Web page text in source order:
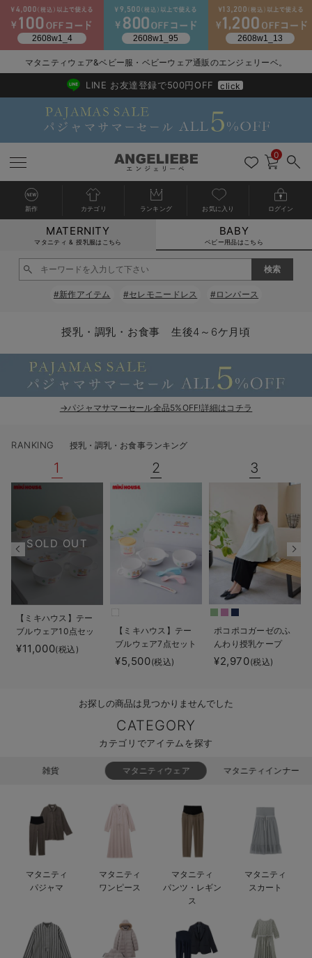
新生児服全て
ベビー服全て
ロンパース・カバーオール
ベビー ブルマ
ベビー スカート
ベビー アウター
ベビー セットアップ
スタイ・よだれかけ（新生児・ベビー）
ベビー帽子（新生児・乳児）
新生児スリーパー・ベビーパジャマ
ベビーシューズ・ファーストシューズ・ベビー靴下
ベビー リュック
シーズンアイテム全て
ベビー・新生児 寝具全て
ベビーベッド・布団 （ベビー・新生児）
ベビー 雑貨全て
ベビーチェア（ハイローチェア）・ベビーラック
ベビー 雑貨 小物
ベビー安全グッズ
メモリアルグッズ
授乳・調乳・お食事
哺乳瓶
赤ちゃん 洗剤・洗濯用品・お掃除
赤ちゃん お風呂・ベビースキンケア
おむつ関連グッズ
お出かけグッズ全て
ベビー｜季節の特集全て
猛暑からベビーを守るひんやりグッズ
ベビーの動物なりきり特集
ベビー 夏のお役立ちグッズ特集
袴ロンパース特集
アウトレット全て
【アウトレット】ワンピース
【アウトレット】パジャマ
【アウトレット】インナー
特集全て
抗菌防臭加工
コットン素材
Tシャツブラ
ブラトップ
親子セット
快適機能ウェア特集 トップス
快適機能ウェア特集 ボトムス
快適機能ウェア特集 パジャマ
erbaviva（エルバビーバ）
安心の日本製。先輩ママが買ってよかった！本当に必要な出産準備品
買って正解！高評価レビューアイテム
冬に可愛いニットがお得！
親子コーデ｜ママとベビーにおすすめ！
便利な育児家電
Gift Selection 出産祝い
保育園・入園準備特集
ファルスカ
デロンギ
再入荷全て
再入荷｜インナー
戻る
送料無料アイテム全て
ワンピース
スカート
パジャマ
戻る
ブラキャミ おまとめ
戻る
【37周年祭セール】
【37周年祭セール】
戻る
気温差別オススメア
【15℃】3月下旬～
戻る
動きやすく着回しで
戻る
強撚スムース(コスパ
戻る
マタニティウェア
【おまとめ割】パジ
戻る
こだわりの履き心地
カジュアル
オフィス
戻る
ジャケット派
きれいめ美脚パンツ派
ツィード派
セットアップ派
戻る
出産準備応援割全て
マタニティパジャマ
戻る
【オフィスカジュア
戻る
レギンスタイプ
戻る
【フォーマル】ワン
戻る
【ベビー】長袖
戻る
ハンカチ
短肌着
セット
戻る
快適ウェア10%OFF
快適ウェア10%OFF
戻る
春のマタニティワン
セットアップ・ レイ
ジャンパースカート/
ワーク・オフィス
フォーマル / オケー
戻る
Gift Selection 出産
〜3,000円（税込）
10,001円（税込）〜
女の子におススメの
定番ギフト
かわいくておもしろ
何枚あっても嬉しい
長く使えるアイテム
お部屋映えアイテム
戻る
冬の冷え対策インナ
薄くてあったか
保温&リカバリー
レギンス・タイツ
あったか度◎
戻る
入院準備の持ち物チ
入院してすぐ使うグ
戻る
冬のあったか特集全て
【冬のあったか特集
【冬のあったか特集
マタニティウェア&ベビー服・ベビーウェア通販のエンジェリーベ。
2026/NewArrival
送料495円(一部地域を除く) 7,700円以上で送料無料
LINE お友達登録で500円OFF click
0
新作 カテゴリ ランキング お気に入り ログイン
MATERNITY
マタニティ & 授乳服はこちら
BABY
ベビー用品はこちら
#新作アイテム #セレモニードレス #ロンパース
授乳・調乳・お食事 生後4～6ケ月頃
→パジャマサマーセール全品5%OFF!詳細はコチラ
RANKING 授乳・調乳・お食事ランキング
1
SOLD OUT
【ミキハウス】テー
ブルウェア10点セッ
ト
¥11,000(税込)
2
【ミキハウス】テー
ブルウェア7点セット
¥5,500(税込)
3
ポコポコガーゼのふ
んわり授乳ケープ
¥2,970(税込)
お探しの商品は見つかりませんでした
CATEGORY
カテゴリでアイテムを探す
雑貨 マタニティウェア マタニティインナー
マタニティ
パジャマ
マタニティ
ワンピース
マタニティ
パンツ・レギン
ス
マタニティ
スカート
カートに入れる
閉じる